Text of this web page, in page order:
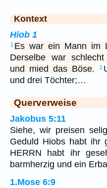
Kontext
Hiob 1
1 Es war ein Mann im
Derselbe war
und mied das Böse.
2
und drei Töchter;…
Querverweise
Jakobus 5:11
Siehe, wir preisen
Geduld Hiobs habt ihr
HERRN habt ihr
barmherzig und ein
1.Mose 6:9